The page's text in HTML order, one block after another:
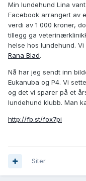
Min lundehund Lina
Facebook arrangert av
verdi av 1 000 kroner,
tillegg ga
helse hos lundehund.
Rana Blad.
Nå har jeg sendt inn
Eukanuba og P4. Vi
og det vi sparer på et
lundehund klubb. Man
http://fb.st/fox7pi
Siter